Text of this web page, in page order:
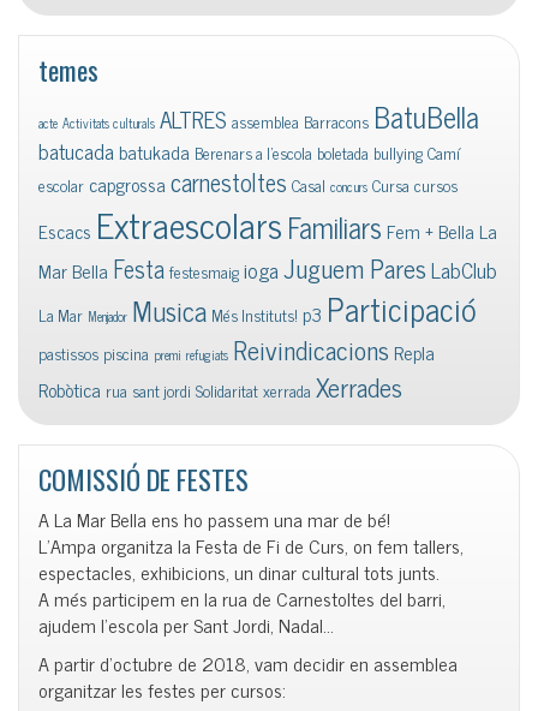
temes
acte Activitats culturals ALTRES assemblea Barracons BatuBella
batucadabatukada Berenars a l'escola boletada bullyingCamí
escolar capgrossacarnestoltes Casal concurs Cursa cursos
Escacs ExtraescolarsFamiliars Fem + Bella La
Mar Bella FestafestesmaigiogaJuguem ParesLabClub
La Mar Menjador Musica Més Instituts! p3 Participació
pastissos piscina premi refugiats Reivindicacions Repla
Robòtica rua sant jordi Solidaritatxerrada Xerrades
COMISSIÓ DE FESTES
A La Mar Bella ens ho passem una mar de bé!
L’Ampa organitza la Festa de Fi de Curs, on fem tallers,
espectacles, exhibicions, un dinar cultural tots junts.
A més participem en la rua de Carnestoltes del barri,
ajudem l’escola per Sant Jordi, Nadal…
A partir d’octubre de 2018, vam decidir en assemblea
organitzar les festes per cursos: